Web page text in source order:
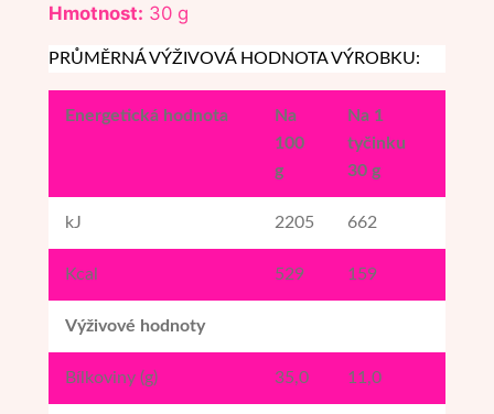
s
k
ř
š
y
Hmotnost: 30 g
PRŮMĚRNÁ VÝŽIVOVÁ HODNOTA VÝROBKU:
Energetická hodnota
Na
100
g
Na 1
tyčinku
30 g
kJ 2205 662
Kcal 529 159
Výživové hodnoty
Bílkoviny (g) 35,0 11,0